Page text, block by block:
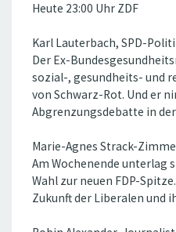
Heute 23:00 Uhr ZDF
Karl Lauterbach, SPD-
Der Ex-
sozial-, gesundheits- und
von Schwarz-Rot. Und er
Abgrenzungsdebatte in der
Marie-Agnes Strack-
Am Wochenende unterlag
Wahl zur neuen FDP-
Zukunft der Liberalen und